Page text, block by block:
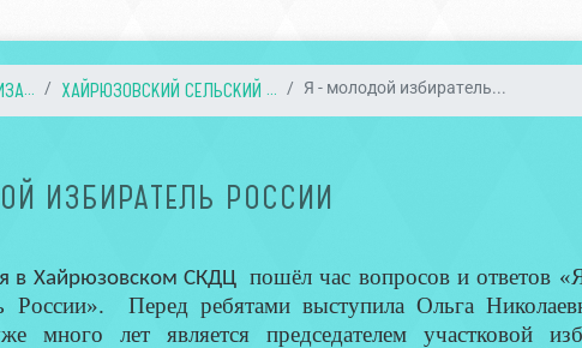
ХАЙРЮЗОВСКИЙ СЕЛЬСКИЙ ... Я - молодой избиратель...
ИЗБИРАТЕЛЬ РОССИИ
в Хайрюзовском СКДЦ пошёл час вопросов и ответов
России». Перед ребятами выступила Ольга
много лет является председателем участковой